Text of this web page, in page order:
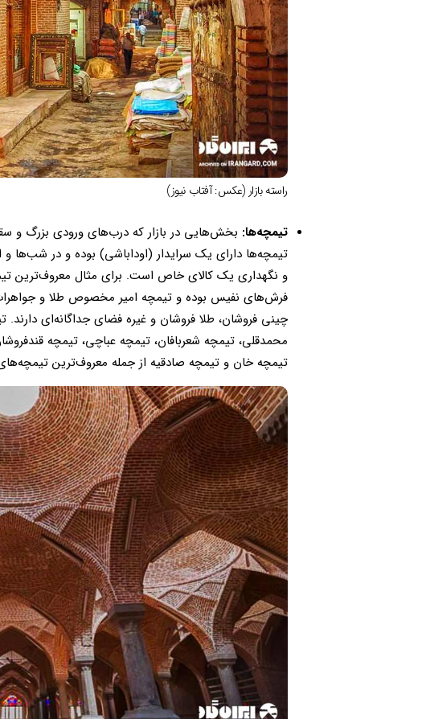
راسته بازار (عکس: آفتاب نیوز)
تیمچه‌ها: بخش‌هایی در بازار که درب‌های ورودی بزرگ و
تیمچه‌ها دارای یک سرایدار (اوداباشی) بوده و در
و نگهداری یک کالای خاص است. برای مثال معروف‌ترین
فرش‌های نفیس بوده و تیمچه امیر مخصوص طلا و
چینی فروشان، طلا فروشان و غیره فضای جداگانه‌ای
محمدقلی، تیمچه شعربافان، تیمچه عباچی، تیمچه
تیمچه خان و تیمچه صادقیه از جمله معروف‌ترین